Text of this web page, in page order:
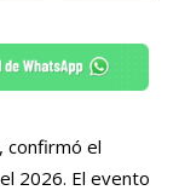
confirmó el
2026. El evento